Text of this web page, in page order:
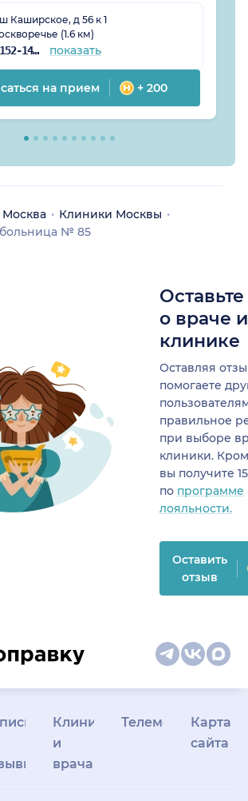
Каширское, д 56 к 1
(1.6 км)
+7 (495) 152-14-78 показать
на прием + 200
Москва
Клиники Москвы
№ 85
о враче
клинике
Оставляя
помогаете
правильное
при выборе
клиники.
вы получите
по программе
лояльности.
Оставить
отзыв
Клиникам
и
врачам
Телемедицина
Карта
сайта